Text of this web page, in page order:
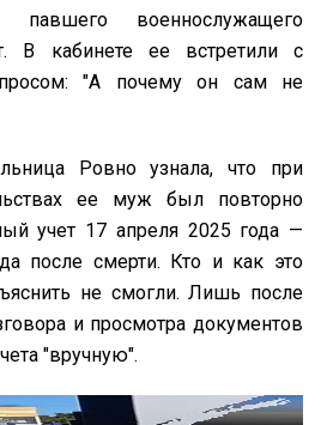
павшего военнослужащего
В кабинете ее встретили с
"А почему он сам не
Ровно узнала, что при
ее муж был повторно
учет 17 апреля 2025 года —
после смерти. Кто и как это
не смогли. Лишь после
и просмотра документов
"вручную".